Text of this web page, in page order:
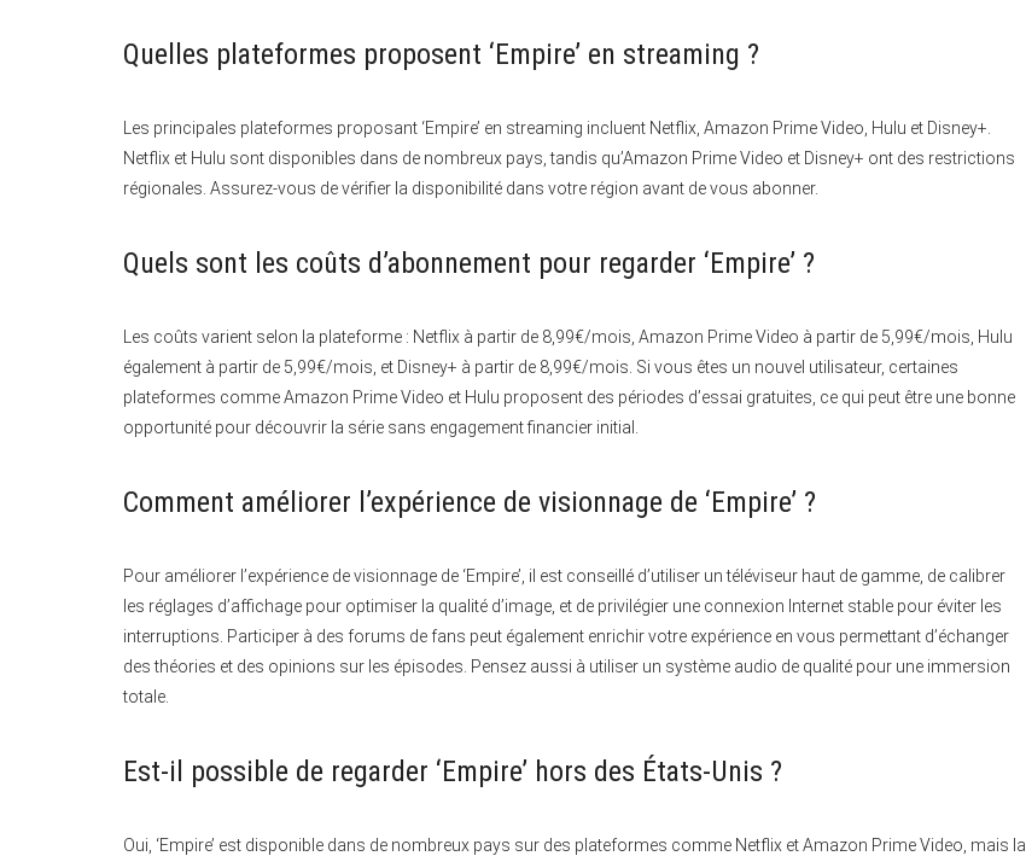
Quelles plateformes proposent ‘Empire’ en streaming ?
Les principales plateformes proposant ‘Empire’ en streaming incluent Netflix, Amazon Prime Video, Hulu et Disney+.
Netflix et Hulu sont disponibles dans de nombreux pays, tandis qu’Amazon Prime Video et Disney+ ont des restrictions
régionales. Assurez-vous de vérifier la disponibilité dans votre région avant de vous abonner.
Quels sont les coûts d’abonnement pour regarder ‘Empire’ ?
Les coûts varient selon la plateforme : Netflix à partir de 8,99€/mois, Amazon Prime Video à partir de 5,99€/mois, Hulu
également à partir de 5,99€/mois, et Disney+ à partir de 8,99€/mois. Si vous êtes un nouvel utilisateur, certaines
plateformes comme Amazon Prime Video et Hulu proposent des périodes d’essai gratuites, ce qui peut être une bonne
opportunité pour découvrir la série sans engagement financier initial.
Comment améliorer l’expérience de visionnage de ‘Empire’ ?
Pour améliorer l’expérience de visionnage de ‘Empire’, il est conseillé d’utiliser un téléviseur haut de gamme, de calibrer
les réglages d’affichage pour optimiser la qualité d’image, et de privilégier une connexion Internet stable pour éviter les
interruptions. Participer à des forums de fans peut également enrichir votre expérience en vous permettant d’échanger
des théories et des opinions sur les épisodes. Pensez aussi à utiliser un système audio de qualité pour une immersion
totale.
Est-il possible de regarder ‘Empire’ hors des États-Unis ?
Oui, ‘Empire’ est disponible dans de nombreux pays sur des plateformes comme Netflix et Amazon Prime Video, mais la